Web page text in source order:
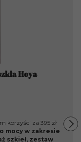
Hoya
korzyści za 395 zł
mocy w zakresie
szkieł, zestaw